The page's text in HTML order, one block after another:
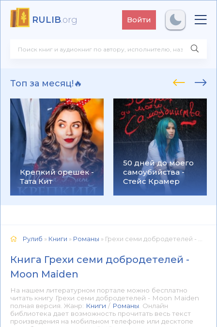
RULIB.org Войти
Топ за месяц!🔥
Крепкий орешек -
Тата Кит
50 дней до моего
самоубийства -
Стейс Крамер
Рулиб » Книги » Романы » Грехи семи добродетелей - Moon Maiden 📕 - Книга онлайн бесплатно
Книга Грехи семи добродетелей -
Moon Maiden
На нашем литературном портале можно бесплатно
читать книгу Грехи семи добродетелей - Moon Maiden
полная версия. Жанр: Книги / Романы . Онлайн
библиотека дает возможность прочитать весь текст
произведения на мобильном телефоне или десктопе